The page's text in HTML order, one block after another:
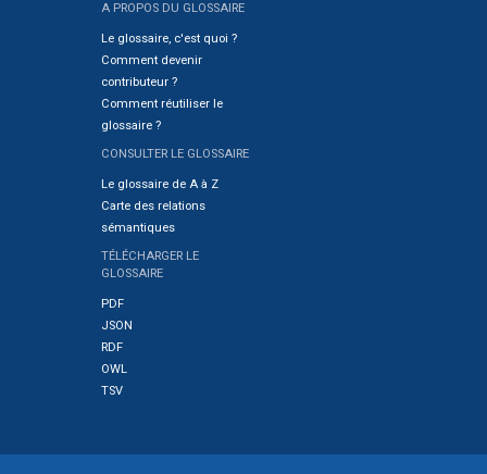
SitemapA PROPOS DU GLOSSAIRE
Le glossaire, c'est quoi ?
Comment devenir
contributeur ?
Comment réutiliser le
glossaire ?
CONSULTER LE GLOSSAIRE
Le glossaire de A à Z
Carte des relations
sémantiques
TÉLÉCHARGER LE
GLOSSAIRE
PDF
JSON
RDF
OWL
TSV